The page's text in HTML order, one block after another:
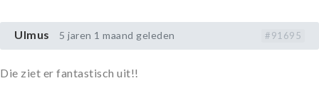
Ulmus 5 jaren 1 maand geleden #91695
Die ziet er fantastisch uit!!